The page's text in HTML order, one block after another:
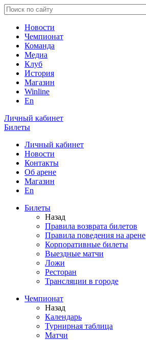
Новости
Чемпионат
Команда
Медиа
Клуб
История
Магазин
Winline
En
Личный кабинет
Билеты
Личный кабинет
Новости
Контакты
Об арене
Магазин
En
Билеты
Назад
Правила возврата билетов
Правила поведения на арене
Корпоративные билеты
Выездные матчи
Ложи
Ресторан
Трансляции в городе
Чемпионат
Назад
Календарь
Турнирная таблица
Матчи